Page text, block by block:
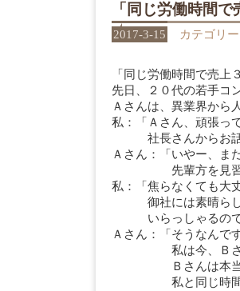
「同じ労働時間で
2017-3-15 カテゴリー
「同じ労働時間で売上
先日、２０代の若手コ
Ａさんは、異業界から
私：「Ａさん、頑張っ
社長さんからお話
Ａさん：「いやー、ま
先輩方を見習っ
私：「焦らなくても大
御社には素晴らし
いらっしゃるので
Ａさん：「そうなんです
私は今、Ｂさんの
Ｂさんは本当に
私と同じ時間し